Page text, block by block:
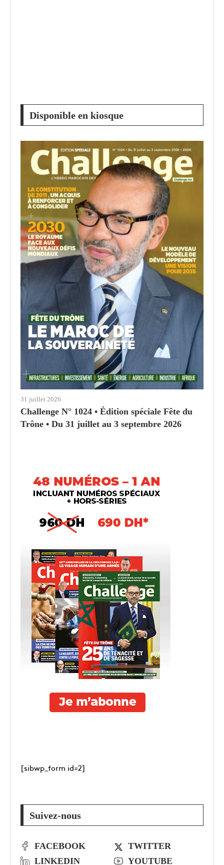
Disponible en kiosque
31 juillet 2026
Challenge N° 1024 • Édition spéciale Fête du
Trône • Du 31 juillet au 3 septembre 2026
[sibwp_form id=2]
Suivez-nous
FACEBOOK
TWITTER
LINKEDIN
YOUTUBE